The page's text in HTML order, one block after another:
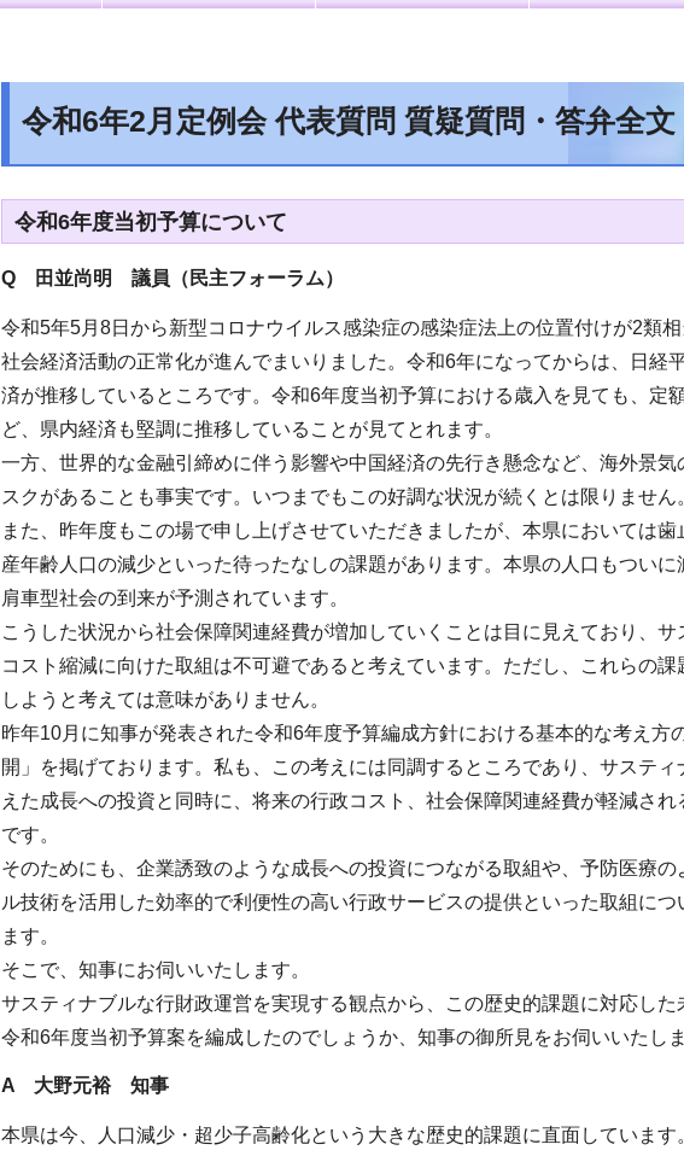
令和6年2月定例会 代表質問 質疑質問・答弁全文
令和6年度当初予算について
Q 田並尚明 議員（民主フォーラム）
令和5年5月8日から新型コロナウイルス感染症の感染症法上の位置付けが2類
社会経済活動の正常化が進んでまいりました。令和6年になってからは、日経
済が推移しているところです。令和6年度当初予算における歳入を見ても、定
ど、県内経済も堅調に推移していることが見てとれます。
一方、世界的な金融引締めに伴う影響や中国経済の先行き懸念など、海外景
スクがあることも事実です。いつまでもこの好調な状況が続くとは限りません
また、昨年度もこの場で申し上げさせていただきましたが、本県においては
産年齢人口の減少といった待ったなしの課題があります。本県の人口もつい
肩車型社会の到来が予測されています。
こうした状況から社会保障関連経費が増加していくことは目に見えており、
コスト縮減に向けた取組は不可避であると考えています。ただし、これらの
しようと考えては意味がありません。
昨年10月に知事が発表された令和6年度予算編成方針における基本的な考え
開」を掲げております。私も、この考えには同調するところであり、サステ
えた成長への投資と同時に、将来の行政コスト、社会保障関連経費が軽減さ
です。
そのためにも、企業誘致のような成長への投資につながる取組や、予防医療
ル技術を活用した効率的で利便性の高い行政サービスの提供といった取組に
ます。
そこで、知事にお伺いいたします。
サスティナブルな行財政運営を実現する観点から、この歴史的課題に対応し
令和6年度当初予算案を編成したのでしょうか、知事の御所見をお伺いいたしま
A 大野元裕 知事
本県は今、人口減少・超少子高齢化という大きな歴史的課題に直面しています